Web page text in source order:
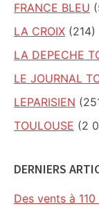
FRANCE BLEU
LA CROIX (214)
LA DEPECHE
LE JOURNAL
LEPARISIEN
TOULOUSE (2
DERNIERS
Des vents à